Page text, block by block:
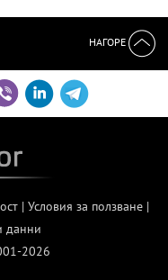
НАГОРЕ
| Условия за ползване|
данни
2026